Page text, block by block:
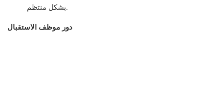
بشكل منتظم.
دور موظف الاستقبال